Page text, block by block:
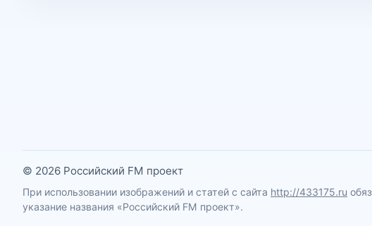
© 2026 Российский FM проект
При использовании изображений и статей с сайта http://433175.ru
указание названия «Российский FM проект».